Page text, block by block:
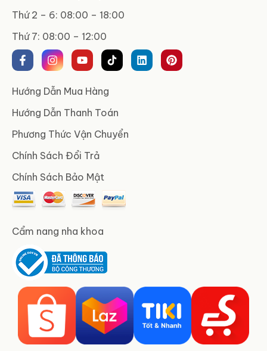
Thứ 2 – 6: 08:00 – 18:00
Thứ 7: 08:00 – 12:00
Hướng Dẫn Mua Hàng
Hướng Dẫn Thanh Toán
Phương Thức Vận Chuyển
Chính Sách Đổi Trả
Chính Sách Bảo Mật
Cẩm nang nha khoa